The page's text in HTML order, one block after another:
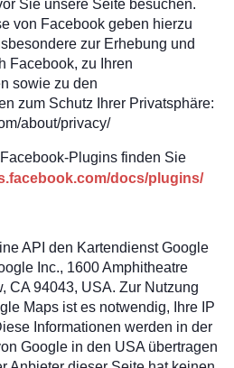
Sie unsere Seite besuchen.
von Facebook geben hierzu
zur Erhebung und
Facebook, zu Ihren
sowie zu den
zum Schutz Ihrer Privatsphäre:
about/privacy/
Plugins finden Sie
docs/plugins/
API den Kartendienst Google
Inc., 1600 Amphitheatre
CA 94043, USA. Zur Nutzung
Maps ist es notwendig, Ihre IP
Informationen werden in der
Google in den USA übertragen